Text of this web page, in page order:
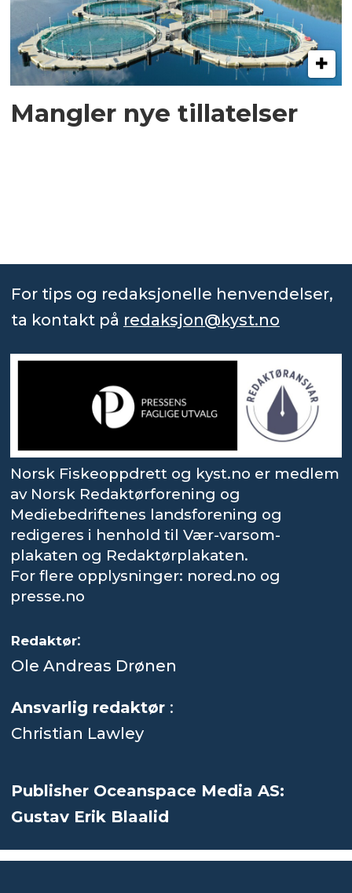
Mangler nye tillatelser
For tips og redaksjonelle henvendelser,
ta kontakt på redaksjon@kyst.no
Norsk Fiskeoppdrett og kyst.no er medlem
av Norsk Redaktørforening og
Mediebedriftenes landsforening og
redigeres i henhold til Vær-varsom-
plakaten og Redaktørplakaten.
For flere opplysninger: nored.no og
presse.no
Redaktør:
Ole Andreas Drønen
Ansvarlig redaktør :
Christian Lawley
Publisher Oceanspace Media AS:
Gustav Erik Blaalid